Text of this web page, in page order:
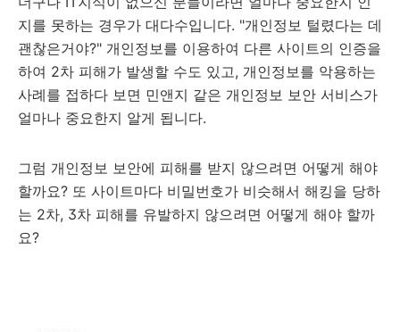
지를 못하는 경우가 대다수입니다. "개인정보 털렸다는 데
괜찮은거야?" 개인정보를 이용하여 다른 사이트의 인증을
하여 2차 피해가 발생할 수도 있고, 개인정보를 악용하는
사례를 접하다 보면 민앤지 같은 개인정보 보안 서비스가
얼마나 중요한지 알게 됩니다.
그럼 개인정보 보안에 피해를 받지 않으려면 어떻게 해야
할까요? 또 사이트마다 비밀번호가 비슷해서 해킹을 당하
는 2차, 3차 피해를 유발하지 않으려면 어떻게 해야 할까
요?